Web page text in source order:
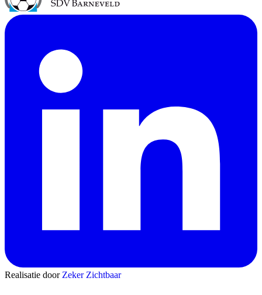
Realisatie door Zeker Zichtbaar